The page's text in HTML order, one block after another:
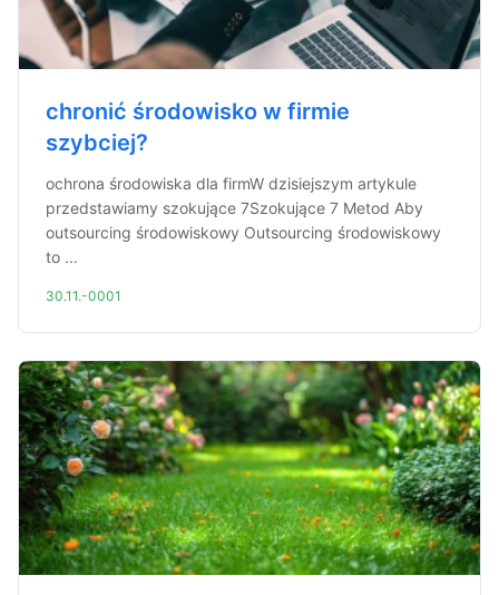
chronić środowisko w firmie
szybciej?
ochrona środowiska dla firmW dzisiejszym artykule
przedstawiamy szokujące 7Szokujące 7 Metod Aby
outsourcing środowiskowy Outsourcing środowiskowy
to ...
30.11.-0001